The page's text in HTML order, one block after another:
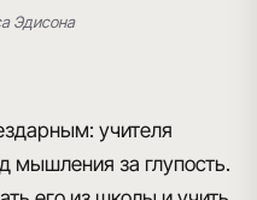
Эдисона
учителя
мышления за глупость.